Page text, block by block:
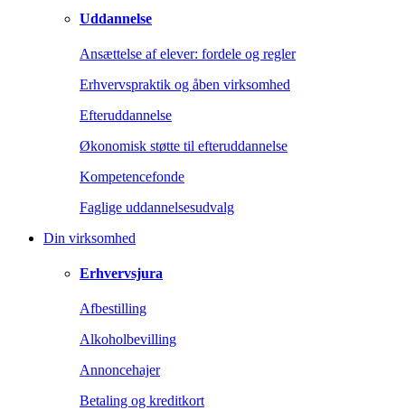
Uddannelse
Ansættelse af elever: fordele og regler
Erhvervspraktik og åben virksomhed
Efteruddannelse
Økonomisk støtte til efteruddannelse
Kompetencefonde
Faglige uddannelsesudvalg
Din virksomhed
Erhvervsjura
Afbestilling
Alkoholbevilling
Annoncehajer
Betaling og kreditkort